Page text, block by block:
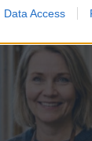
Data Access